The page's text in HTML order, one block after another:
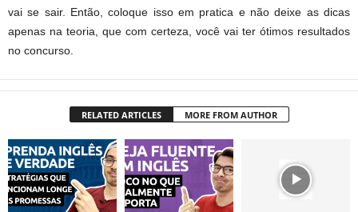
vai se sair. Então, coloque isso em pratica e não deixe as dicas
apenas na teoria, que com certeza, você vai ter ótimos resultados
no concurso.
RELATED ARTICLES MORE FROM AUTHOR